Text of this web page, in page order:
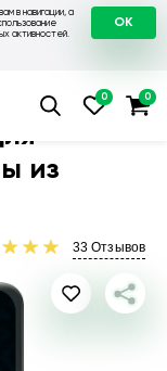
в навигации, а
активностей.
OK
Чехол для
из
33 Отзывов